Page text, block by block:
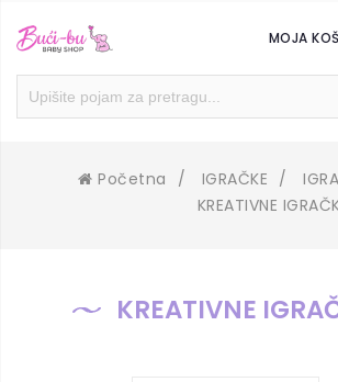
MOJA
Početna / IGRAČKE /
KREATIVNE
KREATIVNE